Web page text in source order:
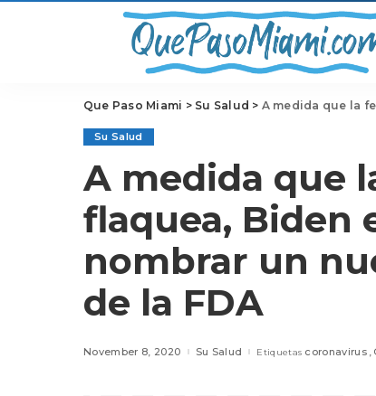
Que Paso Miami > Su Salud > A medida que la fe en
Su Salud
A medida que
flaquea, Biden
nombrar un
de la FDA
November 8, 2020 Su Salud Etiquetas coronavirus